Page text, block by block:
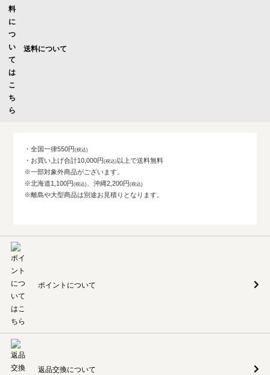
送料について
・全国一律550円
・お買い上げ合計10,000円
以上で送料無料
※一部対象外商品がございます。
※北海道1,100円
、沖縄2,200円
※離島や大型商品は別途お見積りとなります。
ポイントについて
返品交換について